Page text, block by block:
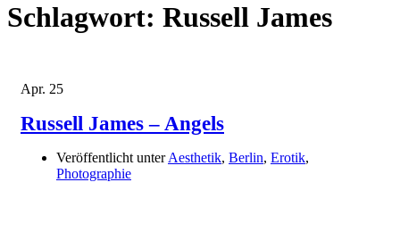
Schlagwort: Russell James
Apr. 25
Russell James – Angels
Veröffentlicht unterAesthetik, Berlin, Erotik,
Photographie